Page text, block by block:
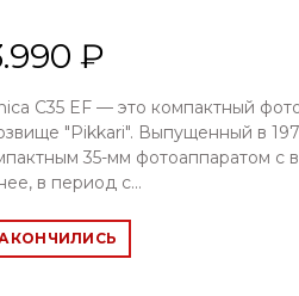
₽
C35 EF — это компактный
"Pikkari". Выпущенный в
35-мм фотоаппаратом с
в период с...